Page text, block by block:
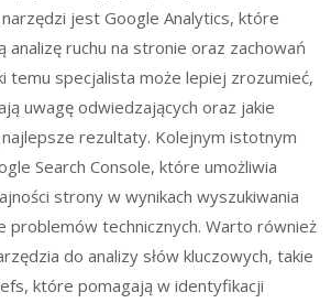
jest Google Analytics, które
analizę ruchu na stronie oraz zachowań
temu specjalista może lepiej zrozumieć,
uwagę odwiedzających oraz jakie
najlepsze rezultaty. Kolejnym istotnym
Search Console, które umożliwia
strony w wynikach wyszukiwania
problemów technicznych. Warto również
do analizy słów kluczowych, takie
które pomagają w identyfikacji